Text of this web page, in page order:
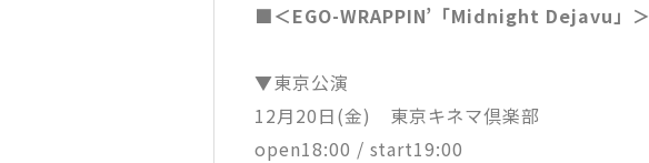
■＜EGO-WRAPPIN’「Midnight Dejavu」＞
▼東京公演
12月20日(金) 東京キネマ倶楽部
open18:00 / start19:00